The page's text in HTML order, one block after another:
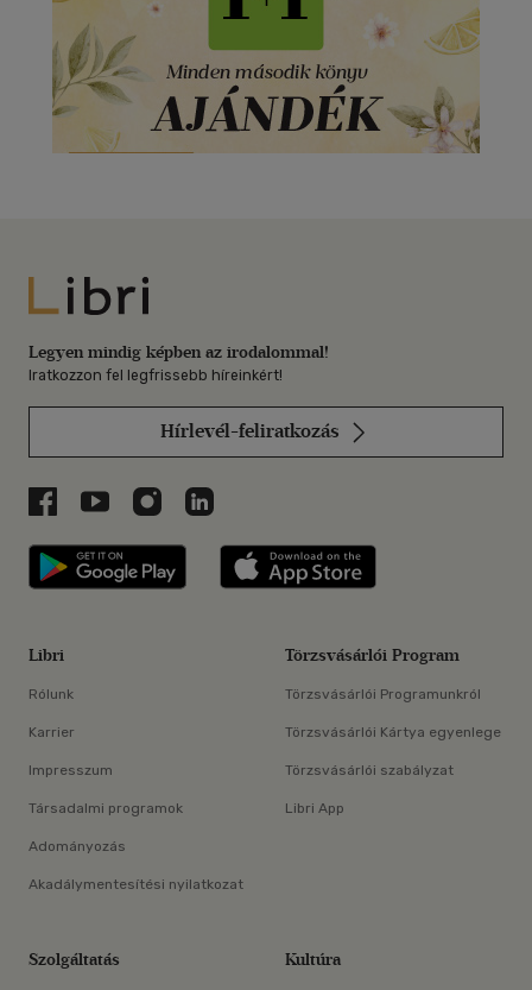
Libri
Legyen mindig képben az irodalommal!
Iratkozzon fel legfrissebb híreinkért!
Hírlevél-feliratkozás
Libri a Facebookon
Libri a Youtube-on
Libri az Instagramon
Libri a LinkedInen
Libri applikáció Szerezd meg: Google
Libri
Rólunk
Karrier
Impresszum
Társadalmi programok
Adományozás
Akadálymentesítési nyilatkozat
Törzsvásárlói Program
Törzsvásárlói Programunkról
Törzsvásárlói Kártya egyenlege
Törzsvásárlói szabályzat
Libri App
Szolgáltatás Kultúra